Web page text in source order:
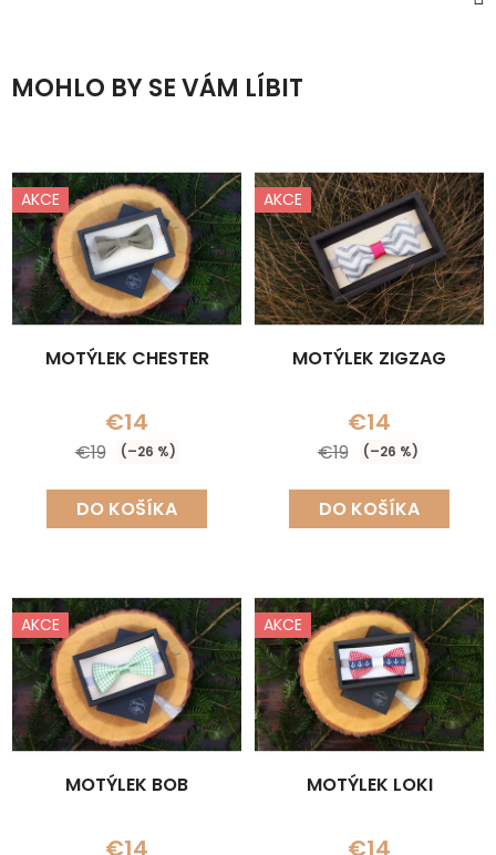
MOHLO BY SE VÁM LÍBIT
AKCE
MOTÝLEK CHESTER
€14
€19 (–26 %)
DO KOŠÍKA
AKCE
MOTÝLEK ZIGZAG
€14
€19 (–26 %)
DO KOŠÍKA
AKCE
MOTÝLEK BOB
€14
AKCE
MOTÝLEK LOKI
€14